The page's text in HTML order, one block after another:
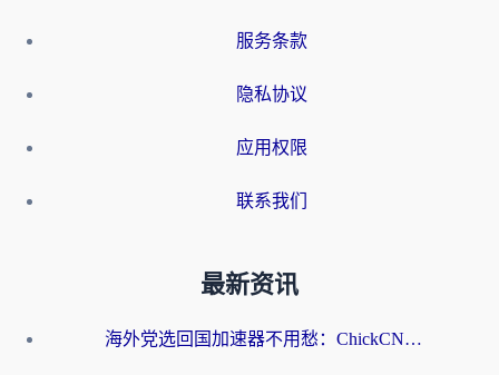
服务条款
隐私协议
应用权限
联系我们
最新资讯
海外党选回国加速器不用愁：ChickCN和洞见哪个好？一篇搞定所有疑问